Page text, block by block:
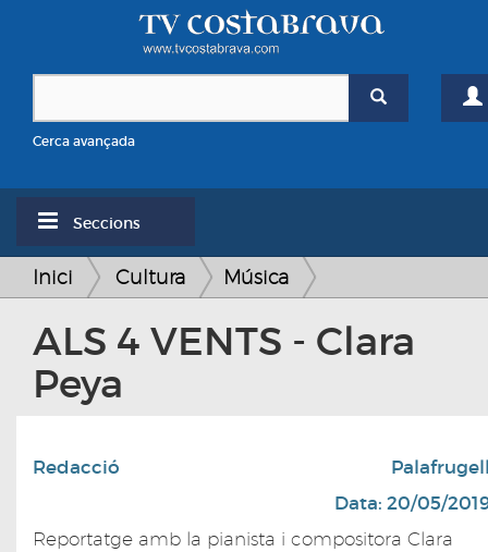
Cerca avançada
Seccions
Inici Cultura Música
ALS 4 VENTS - Clara
Peya
Redacció
Data: 20/05/
Reportatge amb la pianista i compositora Clara